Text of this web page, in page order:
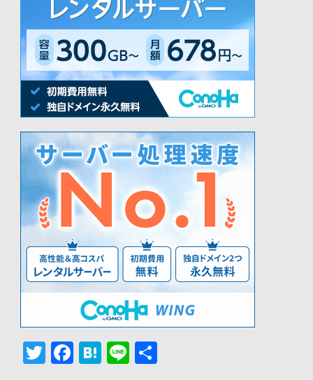
Twitter
Facebook
Hatena
Line
共